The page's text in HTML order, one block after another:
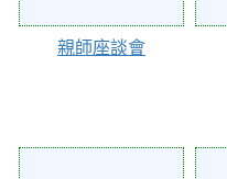
親師座談會